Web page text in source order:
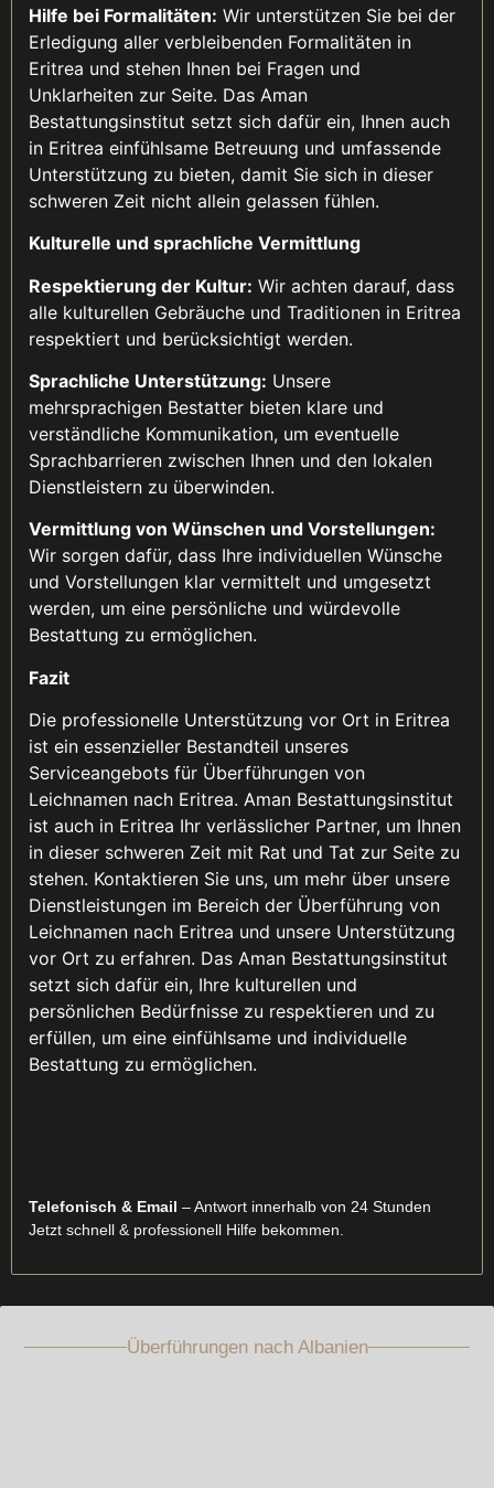
Hilfe bei Formalitäten: Wir unterstützen Sie bei der
Erledigung aller verbleibenden Formalitäten in
Eritrea und stehen Ihnen bei Fragen und
Unklarheiten zur Seite. Das Aman
Bestattungsinstitut setzt sich dafür ein, Ihnen auch
in Eritrea einfühlsame Betreuung und umfassende
Unterstützung zu bieten, damit Sie sich in dieser
schweren Zeit nicht allein gelassen fühlen.
Kulturelle und sprachliche Vermittlung
Respektierung der Kultur: Wir achten darauf, dass
alle kulturellen Gebräuche und Traditionen in Eritrea
respektiert und berücksichtigt werden.
Sprachliche Unterstützung: Unsere
mehrsprachigen Bestatter bieten klare und
verständliche Kommunikation, um eventuelle
Sprachbarrieren zwischen Ihnen und den lokalen
Dienstleistern zu überwinden.
Vermittlung von Wünschen und Vorstellungen:
Wir sorgen dafür, dass Ihre individuellen Wünsche
und Vorstellungen klar vermittelt und umgesetzt
werden, um eine persönliche und würdevolle
Bestattung zu ermöglichen.
Fazit
Die professionelle Unterstützung vor Ort in Eritrea
ist ein essenzieller Bestandteil unseres
Serviceangebots für Überführungen von
Leichnamen nach Eritrea. Aman Bestattungsinstitut
ist auch in Eritrea Ihr verlässlicher Partner, um Ihnen
in dieser schweren Zeit mit Rat und Tat zur Seite zu
stehen. Kontaktieren Sie uns, um mehr über unsere
Dienstleistungen im Bereich der Überführung von
Leichnamen nach Eritrea und unsere Unterstützung
vor Ort zu erfahren. Das Aman Bestattungsinstitut
setzt sich dafür ein, Ihre kulturellen und
persönlichen Bedürfnisse zu respektieren und zu
erfüllen, um eine einfühlsame und individuelle
Bestattung zu ermöglichen.
Telefonisch & Email – Antwort innerhalb von 24 Stunden
Jetzt schnell & professionell Hilfe bekommen.
Überführungen nach Albanien